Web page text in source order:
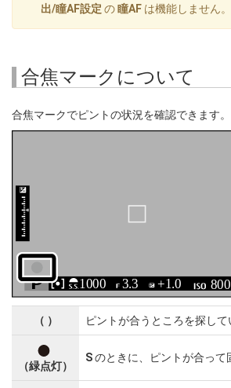
出/瞳AF設定 の瞳AF は機能しません。
合焦マークについて
合焦マークでピントの状況を確認できます。
（ ） ピントが合うところを探して
（緑点灯）
Sのときに、ピントが合って